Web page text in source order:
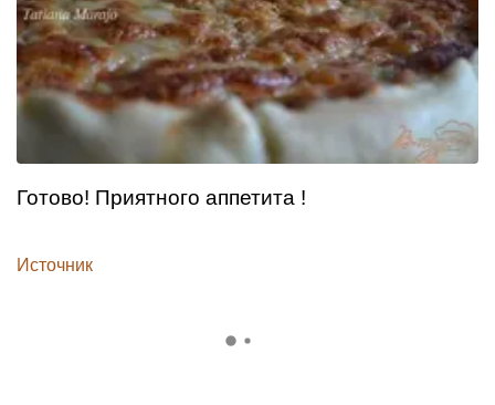
Готово! Приятного аппетита !
Источник